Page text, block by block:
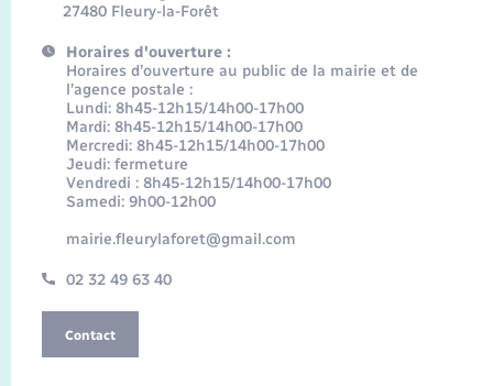
27480 Fleury-la-Forêt
Horaires d'ouverture :
Horaires d’ouverture au public de la mairie et de
l’agence postale :
Lundi: 8h45-12h15/14h00-17h00
Mardi: 8h45-12h15/14h00-17h00
Mercredi: 8h45-12h15/14h00-17h00
Jeudi: fermeture
Vendredi : 8h45-12h15/14h00-17h00
Samedi: 9h00-12h00
mairie.fleurylaforet@gmail.com
02 32 49 63 40
Contact